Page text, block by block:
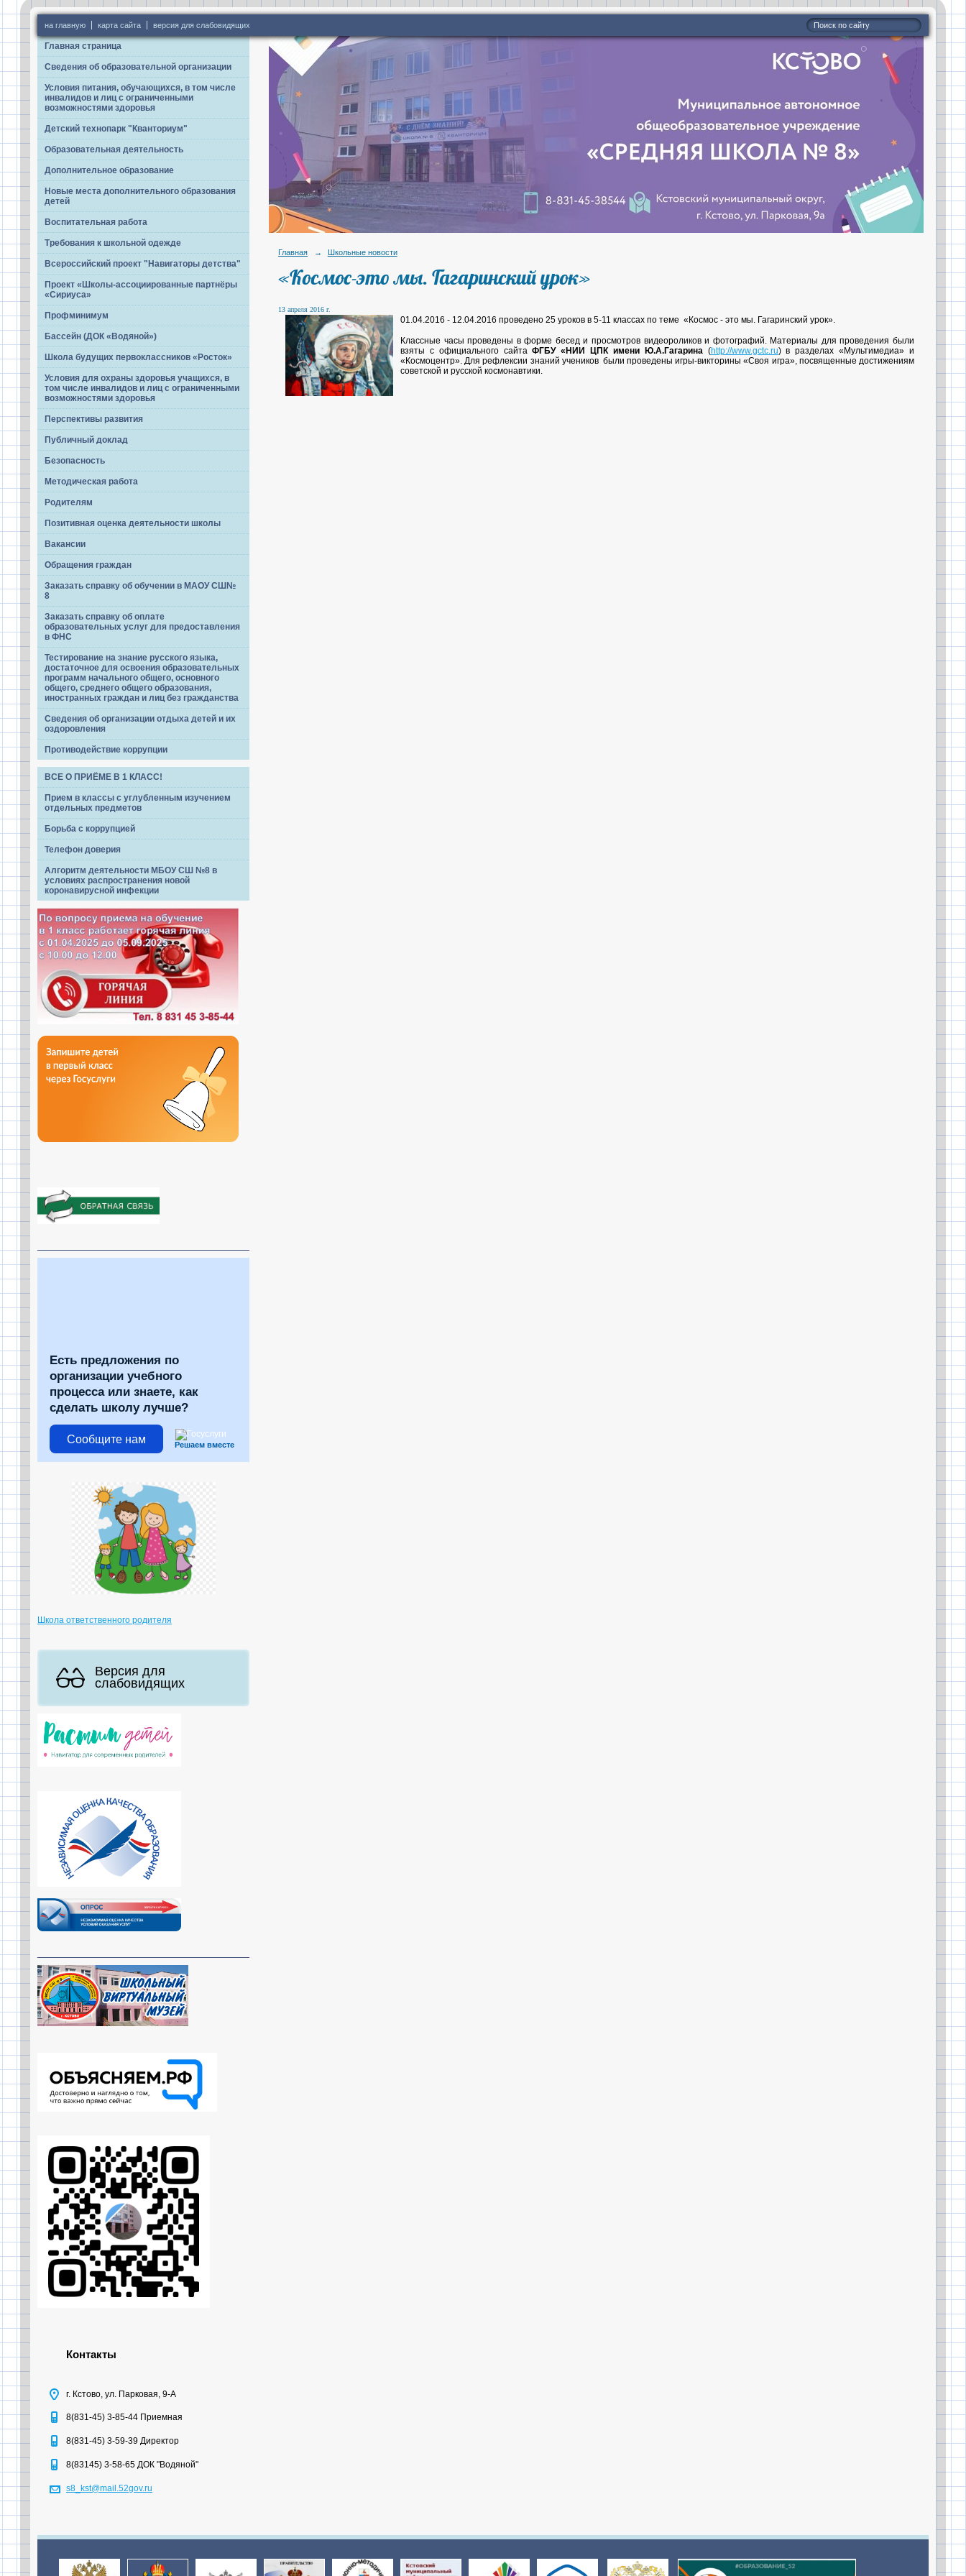
на главную карта сайта версия для слабовидящих
Главная страница
Сведения об образовательной организации
Условия питания, обучающихся, в том числе
инвалидов и лиц с ограниченными
возможностями здоровья
Детский технопарк "Кванториум"
Образовательная деятельность
Дополнительное образование
Новые места дополнительного образования
детей
Воспитательная работа
Требования к школьной одежде
Всероссийский проект "Навигаторы детства"
Проект «Школы-ассоциированные партнёры
«Сириуса»
Профминимум
Бассейн (ДОК «Водяной»)
Школа будущих первоклассников «Росток»
Условия для охраны здоровья учащихся, в
том числе инвалидов и лиц с ограниченными
возможностями здоровья
Перспективы развития
Публичный доклад
Безопасность
Методическая работа
Родителям
Позитивная оценка деятельности школы
Вакансии
Обращения граждан
Заказать справку об обучении в МАОУ СШ№
8
Заказать справку об оплате
образовательных услуг для предоставления
в ФНС
Тестирование на знание русского языка,
достаточное для освоения образовательных
программ начального общего, основного
общего, среднего общего образования,
иностранных граждан и лиц без гражданства
Сведения об организации отдыха детей и их
оздоровления
Противодействие коррупции
ВСЕ О ПРИЁМЕ В 1 КЛАСС!
Прием в классы с углубленным изучением
отдельных предметов
Борьба с коррупцией
Телефон доверия
Алгоритм деятельности МБОУ СШ №8 в
условиях распространения новой
коронавирусной инфекции
Есть предложения по
организации учебного
процесса или знаете, как
сделать школу лучше?
Сообщите нам Решаем вместе
Школа ответственного родителя
Версия для
слабовидящих
Контакты
г. Кстово, ул. Парковая, 9-А
8(831-45) 3-85-44 Приемная
8(831-45) 3-59-39 Директор
8(83145) 3-58-65 ДОК "Водяной"
s8_kst@mail.52gov.ru
Главная → Школьные новости
«Космос-это мы. Гагаринский урок»
13 апреля 2016 г.
01.04.2016 - 12.04.2016 проведено 25 уроков в 5-11 классах по теме «Космос - это мы. Гагаринский урок».
Классные часы проведены в форме бесед и просмотров видеороликов и фотографий. Материалы для проведения были
взяты с официального сайтаФГБУ «НИИ ЦПК имени Ю.А.Гагарина(http://www.gctc.ru) в разделах «Мультимедиа» и
«Космоцентр». Для рефлексии знаний учеников были проведены игры-викторины «Своя игра», посвященные достижениям
советской и русской космонавтики.